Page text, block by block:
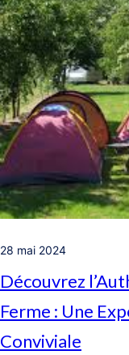
28 mai 2024
Découvrez
Ferme : Une
Conviviale